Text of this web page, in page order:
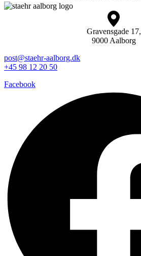
Gravensgade 17,
9000 Aalborg
post@staehr-aalborg.dk
+45 98 12 20 50
Facebook